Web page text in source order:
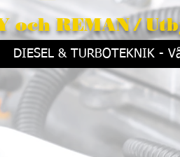
/
DIESEL & TURBOTEKNIK -